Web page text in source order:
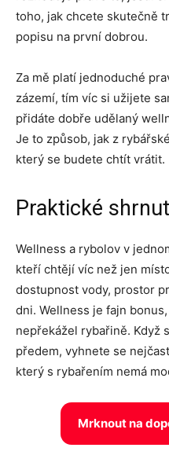
toho, jak chcete skutečně
popisu na první dobrou.
Za mě platí jednoduché
zázemí, tím víc si užijete
přidáte dobře udělaný
Je to způsob, jak z
který se budete chtít vrátit.
Praktické
Wellness a rybolov v
kteří chtějí víc než jen
dostupnost vody, prostor
dni. Wellness je fajn
nepřekážel rybařině. Když
předem, vyhnete se
který s rybařením nemá
Mrknout na